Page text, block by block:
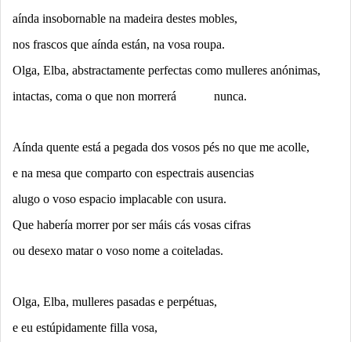
aínda insobornable na madeira destes mobles,
nos frascos que aínda están, na vosa roupa.
Olga, Elba, abstractamente perfectas como mulleres anónimas,
intactas, coma o que non morrerá nunca.
Aínda quente está a pegada dos vosos pés no que me acolle,
e na mesa que comparto con espectrais ausencias
alugo o voso espacio implacable con usura.
Que habería morrer por ser máis cás vosas cifras
ou desexo matar o voso nome a coiteladas.
Olga, Elba, mulleres pasadas e perpétuas,
e eu estúpidamente filla vosa,